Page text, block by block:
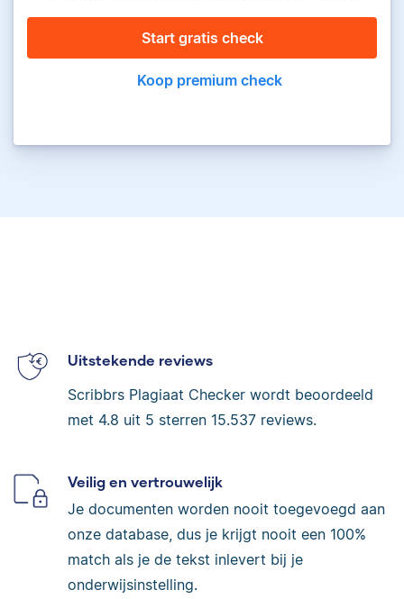
Start gratis check
Koop premium check
Uitstekende reviews
Scribbrs Plagiaat Checker wordt beoordeeld
met 4.8 uit 5 sterren 15.537 reviews.
Veilig en vertrouwelijk
Je documenten worden nooit toegevoegd aan
onze database, dus je krijgt nooit een 100%
match als je de tekst inlevert bij je
onderwijsinstelling.